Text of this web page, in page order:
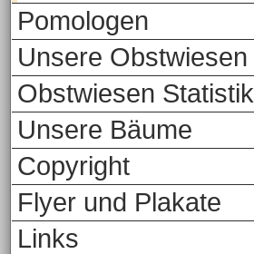
Pomologen
Unsere Obstwiesen
Obstwiesen Statistik
Unsere Bäume
Copyright
Flyer und Plakate
Links